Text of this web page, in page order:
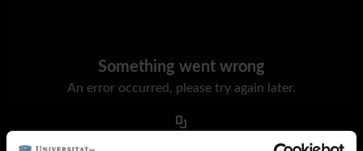
Something went wrong
An error occurred, please try again later.